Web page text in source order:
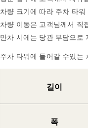
차량 크기에 따라 주차 타
차량 이동은 고객님께서 직
만차 시에는 당관 부담으로
주차 타워에 들어갈 수있는
길이
폭